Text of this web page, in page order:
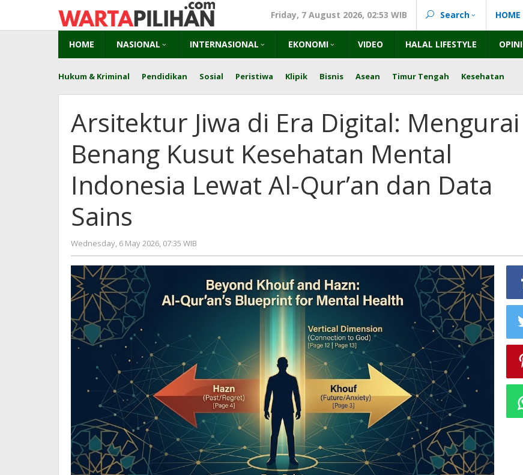
content
Friday, 7 August 2026, 02:53 WIB Search HOME
HOME NASIONAL INTERNASIONAL EKONOMI VIDEO HALAL LIFESTYLE OPINI
Hukum & Kriminal Pendidikan Sosial Peristiwa Klipik Bisnis Asean Timur Tengah Kesehatan
Arsitektur Jiwa di Era Digital: Mengurai
Benang Kusut Kesehatan Mental
Indonesia Lewat Al-Qur’an dan Data
Sains
Wednesday, 6 May 2026, 07:35 WIB
Kusnadi
Kusnadi